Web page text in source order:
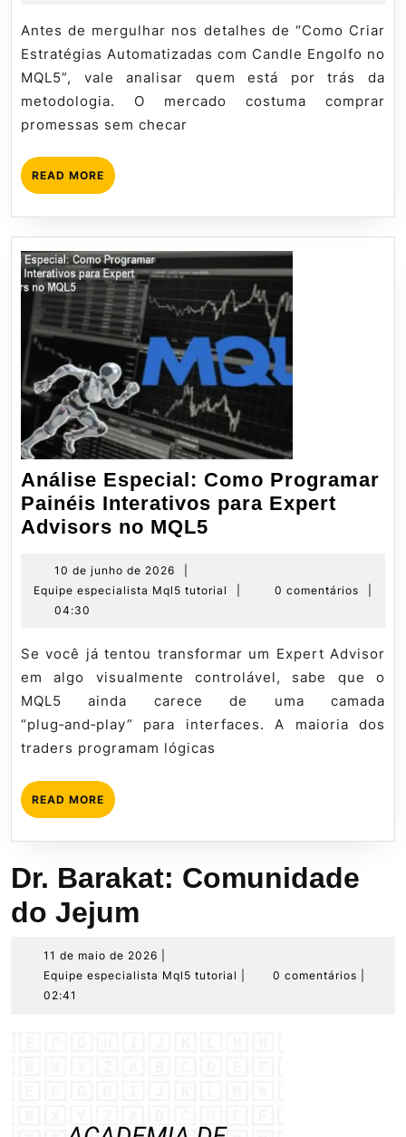
no
MQL5
–
2026
tutorial
Antes de mergulhar nos detalhes de “Como Criar
Estratégias Automatizadas com Candle Engolfo no
MQL5”, vale analisar quem está por trás da
metodologia. O mercado costuma comprar
promessas sem checar
READ MORE READ
MORE
Análise Especial: Como Programar
Painéis Interativos para Expert
Advisors no MQL5
Programar
Interativos
para
Expert
Advisors
10 de junho de 2026
de
2026
Equipe especialista Mql5 tutorial
tutorial
0 comentários
04:30
Se você já tentou transformar um Expert Advisor
em algo visualmente controlável, sabe que o
MQL5 ainda carece de uma camada
“plug‑and‑play” para interfaces. A maioria dos
traders programam lógicas
READ MORE READ
MORE
Dr. Barakat: Comunidade
do Jejum
11 de maio de 2026
de
Equipe especialista Mql5 tutorial
Equipe0 comentários
02:41